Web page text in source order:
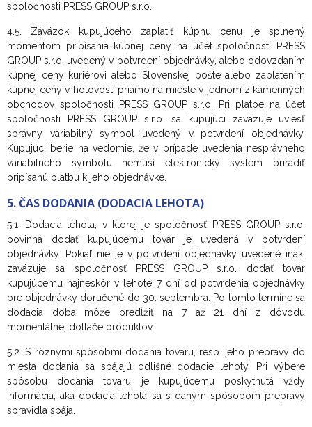
spoločnosti PRESS GROUP s.r.o.
4.5. Záväzok kupujúceho zaplatiť kúpnu cenu je splnený
momentom pripísania kúpnej ceny na účet spoločnosti PRESS
GROUP s.r.o. uvedený v potvrdení objednávky, alebo odovzdaním
kúpnej ceny kuriérovi alebo Slovenskej pošte alebo zaplatením
kúpnej ceny v hotovosti priamo na mieste v jednom z kamenných
obchodov spoločnosti PRESS GROUP s.r.o. Pri platbe na účet
spoločnosti PRESS GROUP s.r.o. sa kupujúci zaväzuje uviesť
správny variabilný symbol uvedený v potvrdení objednávky.
Kupujúci berie na vedomie, že v prípade uvedenia nesprávneho
variabilného symbolu nemusí elektronický systém priradiť
pripísanú platbu k jeho objednávke.
5. ČAS DODANIA (DODACIA LEHOTA)
5.1. Dodacia lehota, v ktorej je spoločnosť PRESS GROUP s.r.o.
povinná dodať kupujúcemu tovar je uvedená v potvrdení
objednávky. Pokiaľ nie je v potvrdení objednávky uvedené inak,
zaväzuje sa spoločnosť PRESS GROUP s.r.o. dodať tovar
kupujúcemu najneskôr v lehote 7 dní od potvrdenia objednávky
pre objednávky doručené do 30. septembra. Po tomto termíne sa
dodacia doba môže predĺžiť na 7 až 21 dní z dôvodu
momentálnej dotlače produktov.
5.2. S rôznymi spôsobmi dodania tovaru, resp. jeho prepravy do
miesta dodania sa spájajú odlišné dodacie lehoty. Pri výbere
spôsobu dodania tovaru je kupujúcemu poskytnutá vždy
informácia, aká dodacia lehota sa s daným spôsobom prepravy
spravidla spája.